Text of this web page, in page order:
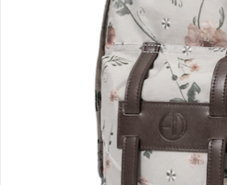
Gutscheine & Aktionen
Kontakt & Service
Filialen & Beratung